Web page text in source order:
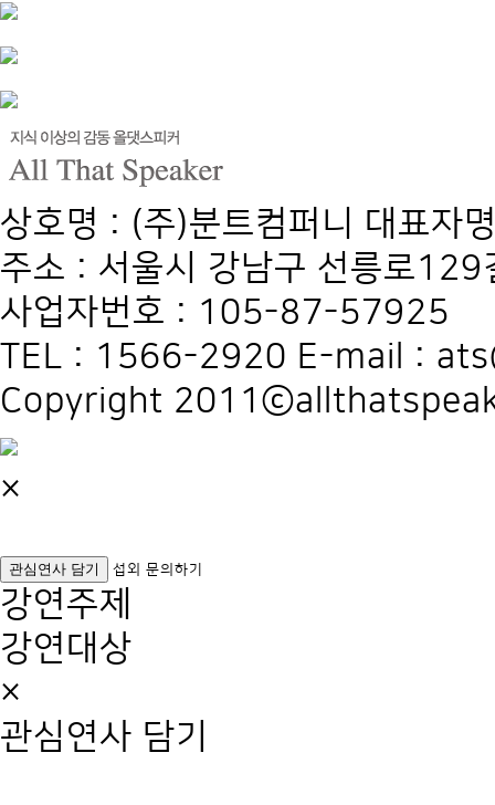
상호명 : (주)분트컴퍼니 대표자
주소 : 서울시 강남구 선릉로
사업자번호 : 105-87-57925
TEL : 1566-2920 E-mail :
Copyright
×
관심연사 담기 섭외 문의하기
강연주제
강연대상
×
관심연사 담기